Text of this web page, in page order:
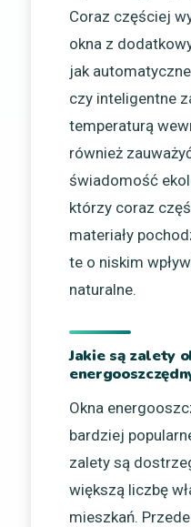
Coraz częściej
okna z
jak
czy inteligentne
temperaturą
również
świadomość
którzy coraz
materiały
te o niskim
naturalne.
Jakie są zalety
Okna
bardziej
zalety są
większą liczbę
mieszkań.